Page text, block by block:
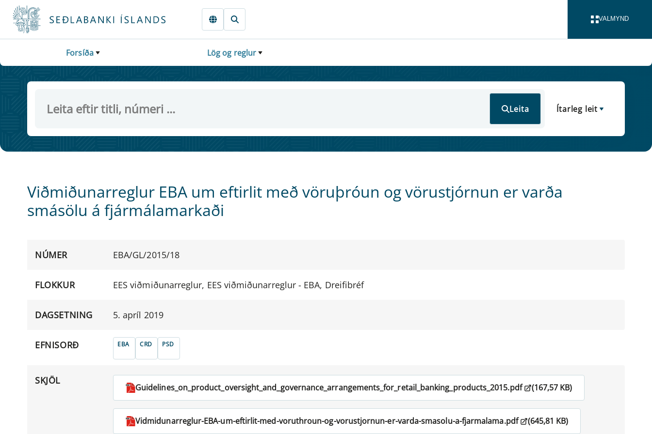
Fara beint í Meginmál
VALMYND
Forsíða Lög og reglur
Leita Ítarleg leit
Viðmiðunarreglur EBA um eftirlit með vöruþróun og vörustjórnun er varða
smásölu á fjármálamarkaði
NÚMER EBA/GL/2015/18
FLOKKUR EES viðmiðunarreglur, EES viðmiðunarreglur - EBA, Dreifibréf
DAGSETNING 5. apríl 2019
EFNISORÐ EBA CRD PSD
SKJÖL
Guidelines_on_product_oversight_and_governance_arrangements_for_retail_banking_products_2015.pdf (167,57 KB)
Vidmidunarreglur-EBA-um-eftirlit-med-voruthroun-og-vorustjornun-er-varda-smasolu-a-fjarmalama.pdf (645,81 KB)